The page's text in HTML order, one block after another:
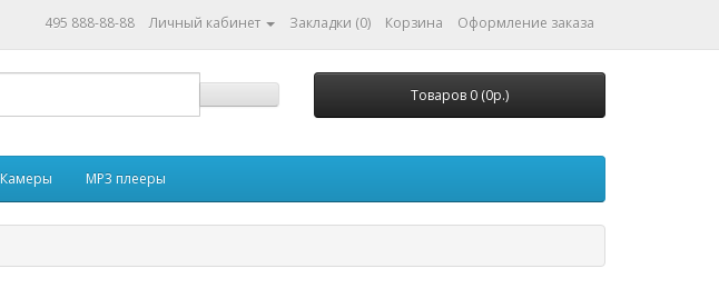
495 888-88-88 Личный кабинет Закладки (0) Корзина Оформление заказа
Товаров 0 (0р.)
Камеры MP3 плееры